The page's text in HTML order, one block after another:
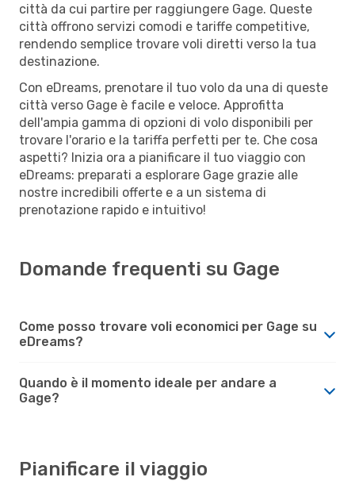
città da cui partire per raggiungere Gage. Queste
città offrono servizi comodi e tariffe competitive,
rendendo semplice trovare voli diretti verso la tua
destinazione.
Con eDreams, prenotare il tuo volo da una di queste
città verso Gage è facile e veloce. Approfitta
dell'ampia gamma di opzioni di volo disponibili per
trovare l'orario e la tariffa perfetti per te. Che cosa
aspetti? Inizia ora a pianificare il tuo viaggio con
eDreams: preparati a esplorare Gage grazie alle
nostre incredibili offerte e a un sistema di
prenotazione rapido e intuitivo!
Domande frequenti su Gage
Come posso trovare voli economici per Gage su
eDreams?
Quando è il momento ideale per andare a
Gage?
Pianificare il viaggio